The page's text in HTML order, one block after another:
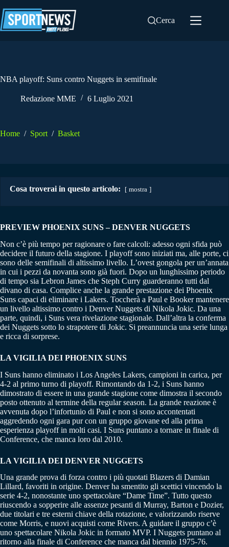
al
contenuto
Cerca
NBA playoff: Suns contro Nuggets in semifinale
Redazione MME 6 Luglio 2021
Home / Sport / Basket
Cosa troverai in questo articolo: mostra
PREVIEW PHOENIX SUNS – DENVER NUGGETS
Non c’è più tempo per ragionare o fare calcoli: adesso ogni sfida può
decidere il futuro della stagione. I playoff sono iniziati ma, alle porte, ci
sono delle semifinali di altissimo livello. L’ovest gongola per un’annata
in cui i pezzi da novanta sono già fuori. Dopo un lunghissimo periodo
di tempo sia Lebron James che Steph Curry guarderanno tutti dal
divano di casa. Complice anche la grande prestazione dei Phoenix
Suns capaci di eliminare i Lakers. Toccherà a Paul e Booker mantenere
un livello altissimo contro i Denver Nuggets di Nikola Jokic. Da una
parte, quindi, i Suns vera rivelazione stagionale. Dall’altra la conferma
dei Nuggets sotto lo strapotere di Jokic. Si preannuncia una serie lunga
e ricca di sorprese.
LA VIGILIA DEI PHOENIX SUNS
I Suns hanno eliminato i Los Angeles Lakers, campioni in carica, per
4-2 al primo turno di playoff. Rimontando da 1-2, i Suns hanno
dimostrato di essere in una grande stagione come dimostra il secondo
posto ottenuto al termine della regular season. La grande reazione è
avvenuta dopo l’infortunio di Paul e non si sono accontentati
aggredendo ogni gara pur con un gruppo giovane ed alla prima
esperienza playoff in molti casi. I Suns puntano a tornare in finale di
Conference, che manca loro dal 2010.
LA VIGILIA DEI DENVER NUGGETS
Una grande prova di forza contro i più quotati Blazers di Damian
Lillard, favoriti in origine. Denver ha smentito gli scettici vincendo la
serie 4-2, nonostante uno spettacolare “Dame Time”. Tutto questo
riuscendo a sopperire alle assenze pesanti di Murray, Barton e Dozier,
due titolari e tre esterni chiave della rotazione, e valorizzando riserve
come Morris, e nuovi acquisti come Rivers. A guidare il gruppo c’è
uno spettacolare Nikola Jokic in formato MVP. I Nuggets puntano al
ritorno alla finale di Conference che manca dal biennio 1975-76.